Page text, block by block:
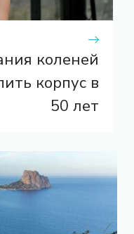
коленей
корпус в
50 лет